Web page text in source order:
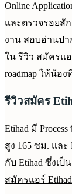
Online
และตรวจรอยสัก
งาน สอบอ่านปา
ใน รีวิว สมัครแอ
roadmap ให้น้อ
รีวิวสมัคร
Etihad มี
สูง 165 ซม. แล
กับ Etihad ซึ่งเ
สมัครแอร์